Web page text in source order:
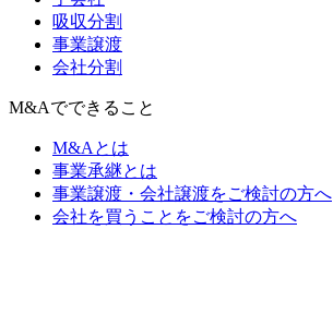
吸収分割
事業譲渡
会社分割
M&Aでできること
M&Aとは
事業承継とは
事業譲渡・会社譲渡をご検討の方へ
会社を買うことをご検討の方へ